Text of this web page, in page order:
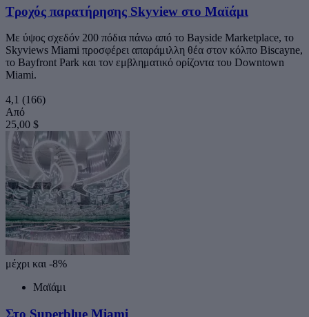
Τροχός παρατήρησης Skyview στο Μαϊάμι
Με ύψος σχεδόν 200 πόδια πάνω από το Bayside Marketplace, το
Skyviews Miami προσφέρει απαράμιλλη θέα στον κόλπο Biscayne,
το Bayfront Park και τον εμβληματικό ορίζοντα του Downtown
Miami.
4,1 (166)
Από
25,00 $
μέχρι και -8%
Μαϊάμι
Στο Superblue Miami